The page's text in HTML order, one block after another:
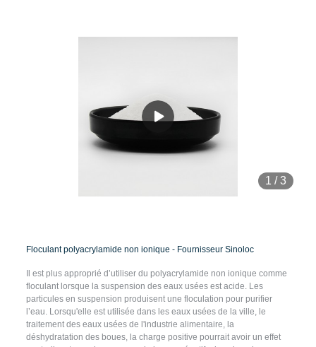
1 /3
Floculant polyacrylamide non ionique - Fournisseur Sinoloc
Il est plus approprié d’utiliser du polyacrylamide non ionique comme
floculant lorsque la suspension des eaux usées est acide. Les
particules en suspension produisent une floculation pour purifier
l’eau. Lorsqu'elle est utilisée dans les eaux usées de la ville, le
traitement des eaux usées de l'industrie alimentaire, la
déshydratation des boues, la charge positive pourrait avoir un effet